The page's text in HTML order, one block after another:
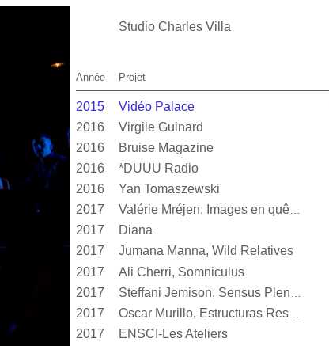
Studio Charles Villa
Année Projet
2015 Vidéo Palace
2016
Virgile Guinard
2016
Bruise Magazine
2016
*DUUU Radio
2016 Yan Tomaszewski
2017
Valérie Mréjen, Images en quête d'histoires
2017
Diana
2017 Jumana Manna, Wild Relatives
2017 Ali Cherri, Somniculus
2017
2017 Oscar Murillo, Estructuras Resonantes
2017 ENSCI-Les Ateliers